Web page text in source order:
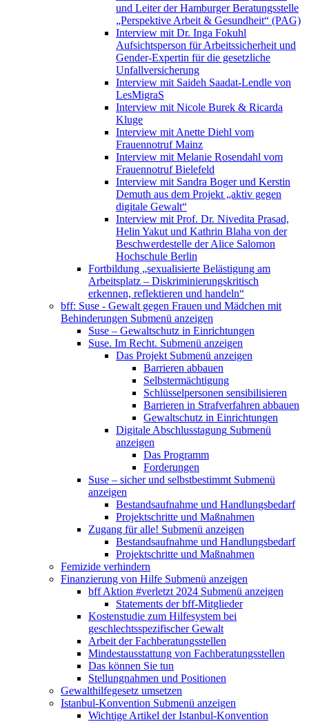
und Leiter der Hamburger Beratungsstelle
„Perspektive Arbeit & Gesundheit“ (PAG)
Interview mit Dr. Inga Fokuhl
Aufsichtsperson für Arbeitssicherheit und
Gender-Expertin für die gesetzliche
Unfallversicherung
Interview mit Saideh Saadat-Lendle von
LesMigraS
Interview mit Nicole Burek & Ricarda
Kluge
Interview mit Anette Diehl vom
Frauennotruf Mainz
Interview mit Melanie Rosendahl vom
Frauennotruf Bielefeld
Interview mit Sandra Boger und Kerstin
Demuth aus dem Projekt „aktiv gegen
digitale Gewalt“
Interview mit Prof. Dr. Nivedita Prasad,
Helin Yakut und Kathrin Blaha von der
Beschwerdestelle der Alice Salomon
Hochschule Berlin
Fortbildung „sexualisierte Belästigung am
Arbeitsplatz – Diskriminierungskritisch
erkennen, reflektieren und handeln“
bff: Suse - Gewalt gegen Frauen und Mädchen mit
Behinderungen Submenü anzeigen
Suse – Gewaltschutz in Einrichtungen
Suse. Im Recht. Submenü anzeigen
Das Projekt Submenü anzeigen
Barrieren abbauen
Selbstermächtigung
Schlüsselpersonen sensibilisieren
Barrieren in Strafverfahren abbauen
Gewaltschutz in Einrichtungen
Digitale Abschlusstagung Submenü
anzeigen
Das Programm
Forderungen
Suse – sicher und selbstbestimmt Submenü
anzeigen
Bestandsaufnahme und Handlungsbedarf
Projektschritte und Maßnahmen
Zugang für alle! Submenü anzeigen
Bestandsaufnahme und Handlungsbedarf
Projektschritte und Maßnahmen
Femizide verhindern
Finanzierung von Hilfe Submenü anzeigen
bff Aktion #verletzt 2024 Submenü anzeigen
Statements der bff-Mitglieder
Kostenstudie zum Hilfesystem bei
geschlechtsspezifischer Gewalt
Arbeit der Fachberatungsstellen
Mindestausstattung von Fachberatungsstellen
Das können Sie tun
Stellungnahmen und Positionen
Gewalthilfegesetz umsetzen
Istanbul-Konvention Submenü anzeigen
Wichtige Artikel der Istanbul-Konvention